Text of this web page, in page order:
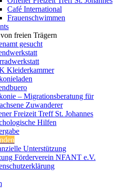
Café International
Frauenschwimmen
freien Trägern
gesucht
Kleiderkammer
– Migrationsberatung für
Zuwanderer
Freizeit Treff St. Johannes
Hilfen
Unterstützung
Förderverein NFANT e.V.